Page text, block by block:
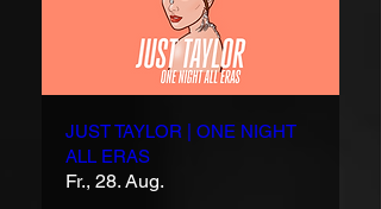
JUST TAYLOR | ONE NIGHT
ALL ERAS
Fr., 28. Aug.